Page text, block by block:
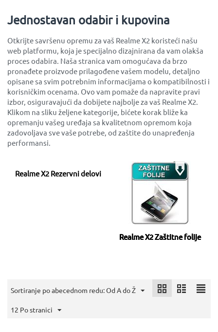
Jednostavan odabir i kupovina
Otkrijte savršenu opremu za vaš Realme X2 koristeći našu
web platformu, koja je specijalno dizajnirana da vam olakša
proces odabira. Naša stranica vam omogućava da brzo
pronađete proizvode prilagođene vašem modelu, detaljno
opisane sa svim potrebnim informacijama o kompatibilnosti i
korisničkim ocenama. Ovo vam pomaže da napravite pravi
izbor, osiguravajući da dobijete najbolje za vaš Realme X2.
Klikom na sliku željene kategorije, bićete korak bliže ka
opremanju vašeg uređaja sa kvalitetnom opremom koja
zadovoljava sve vaše potrebe, od zaštite do unapređenja
performansi.
Realme X2 Rezervni delovi
Realme X2 Zaštitne folije
Sortiranje po abecednom redu: Od A do Ž
12 Po stranici